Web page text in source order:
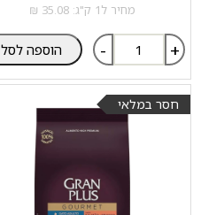
מחיר ל1 ק"ג: 35.08 ₪
- + הוספה לסל
חסר במלאי